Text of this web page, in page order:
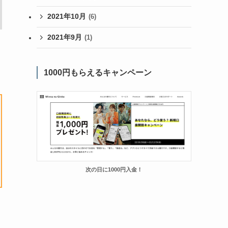
2021年10月 (6)
2021年9月 (1)
1000円もらえるキャンペーン
次の日に1000円入金！